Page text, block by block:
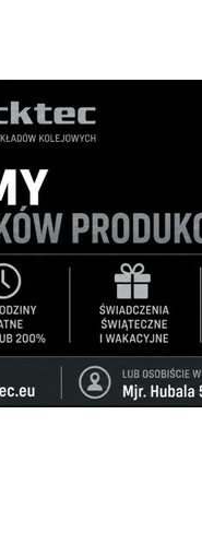
do tej kategorii
medycznego